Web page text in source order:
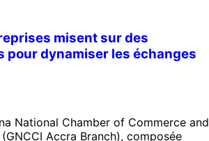
misent sur des
pour dynamiser les échanges
National Chamber of Commerce and
Accra Branch), composée